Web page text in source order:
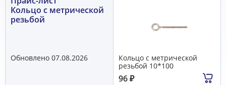
Кольцо с метрической
резьбой
Обновлено 07.08.2026
Кольцо с метрической
резьбой 10*100
96₽